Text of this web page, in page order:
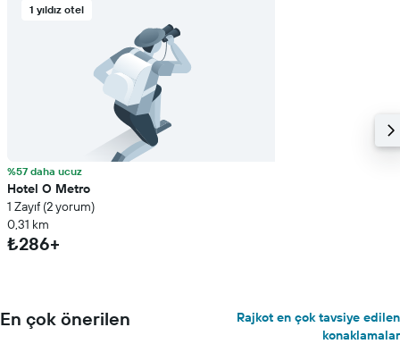
1 yıldız otel
%57 daha ucuz
Hotel O Metro
1 Zayıf (2 yorum)
0,31 km
₺286+
En çok önerilen
Rajkot en çok tavsiye edilen
konaklamalar